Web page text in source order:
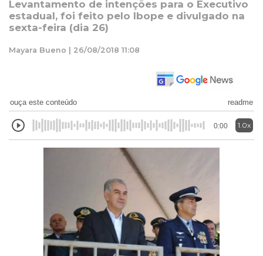
Levantamento de intenções para o Executivo
estadual, foi feito pelo Ibope e divulgado na
sexta-feira (dia 26)
Mayara Bueno | 26/08/2018 11:08
ouça este conteúdo readme
0:00 1.0x